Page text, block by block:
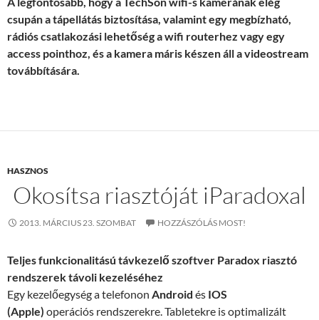
csupán a tápellátás biztosítása, valamint egy megbízható,
rádiós csatlakozási lehetőség a wifi routerhez vagy egy
access pointhoz, és a kamera máris készen áll a videostream
továbbítására.
HASZNOS
Okosítsa riasztóját iParadoxal
2013. MÁRCIUS 23. SZOMBAT HOZZÁSZÓLÁS MOST!
Teljes funkcionalitású távkezelő szoftver Paradox riasztó
rendszerek távoli kezeléséhez
Egy kezelőegység a telefonon Android és IOS
(Apple) operációs rendszerekre. Tabletekre is optimalizált